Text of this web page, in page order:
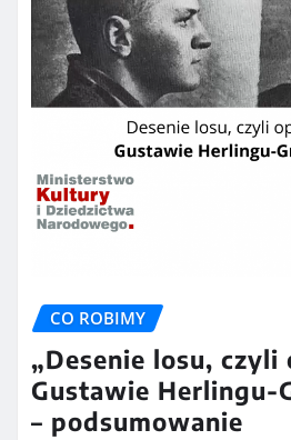
CO ROBIMY
„Desenie losu, czyli
Gustawie Herlingu-
– podsumowanie